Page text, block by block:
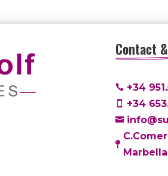
Contact
 +34
 +34


Marbella